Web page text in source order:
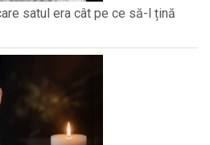
satul era cât pe ce să-l țină